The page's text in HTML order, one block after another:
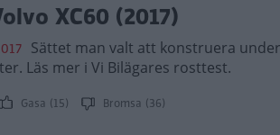
XC60 (2017)
Sättet man valt att konstruera
Läs mer i Vi Bilägares rosttest.
Gasa (15) Bromsa (36)